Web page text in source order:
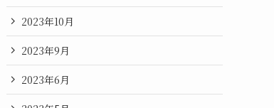
2023年10月
2023年9月
2023年6月